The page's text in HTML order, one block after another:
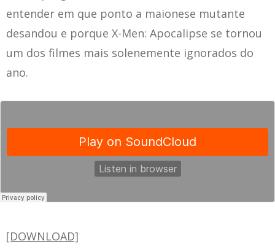
entender em que ponto a maionese mutante
desandou e porque X-Men: Apocalipse se tornou
um dos filmes mais solenemente ignorados do
ano.
[DOWNLOAD]